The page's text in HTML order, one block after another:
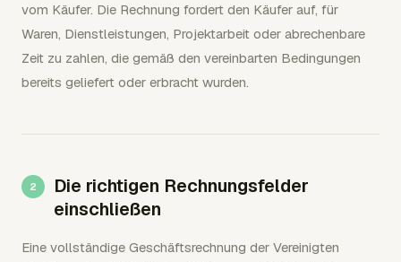
vom Käufer. Die Rechnung fordert den Käufer auf, für
Waren, Dienstleistungen, Projektarbeit oder abrechenbare
Zeit zu zahlen, die gemäß den vereinbarten Bedingungen
bereits geliefert oder erbracht wurden.
Die richtigen Rechnungsfelder
einschließen
Eine vollständige Geschäftsrechnung der Vereinigten